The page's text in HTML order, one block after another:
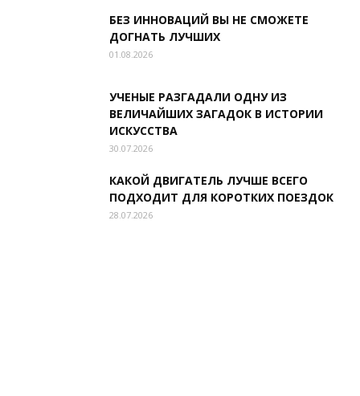
БЕЗ ИННОВАЦИЙ ВЫ НЕ СМОЖЕТЕ
ДОГНАТЬ ЛУЧШИХ
01.08.2026
УЧЕНЫЕ РАЗГАДАЛИ ОДНУ ИЗ
ВЕЛИЧАЙШИХ ЗАГАДОК В ИСТОРИИ
ИСКУССТВА
30.07.2026
КАКОЙ ДВИГАТЕЛЬ ЛУЧШЕ ВСЕГО
ПОДХОДИТ ДЛЯ КОРОТКИХ ПОЕЗДОК
28.07.2026